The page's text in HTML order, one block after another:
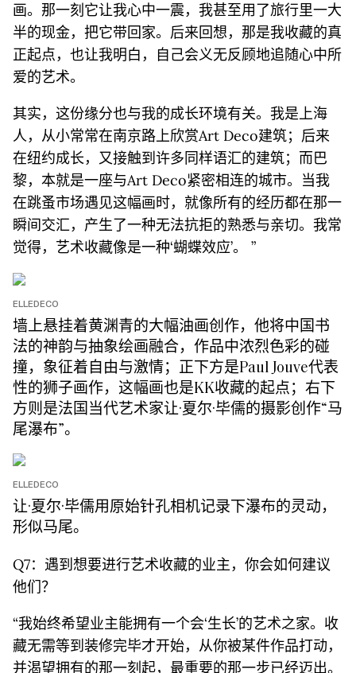
画。那⼀刻它让我⼼中⼀震，我甚⾄⽤了旅⾏⾥⼀⼤
半的现⾦，把它带回家。后来回想，那是我收藏的真
正起点，也让我明⽩，⾃⼰会义⽆反顾地追随⼼中所
爱的艺术。
其实，这份缘分也与我的成⻓环境有关。我是上海
⼈，从⼩常常在南京路上欣赏Art Deco建筑；后来
在纽约成⻓，⼜接触到许多同样语汇的建筑；⽽巴
黎，本就是⼀座与Art Deco紧密相连的城市。当我
在跳蚤市场遇⻅这幅画时，就像所有的经历都在那⼀
瞬间交汇，产⽣了⼀种⽆法抗拒的熟悉与亲切。我常
觉得，艺术收藏像是⼀种‘蝴蝶效应’。 ”
ELLEDECO
墙上悬挂着黄渊青的大幅油画创作，他将中国书
法的神韵与抽象绘画融合，作品中浓烈色彩的碰
撞，象征着自由与激情；正下方是Paul Jouve代表
性的狮子画作，这幅画也是KK收藏的起点；右下
方则是法国当代艺术家让·夏尔·毕儒的摄影创作“马
尾瀑布”。
ELLEDECO
让·夏尔·毕儒用原始针孔相机记录下瀑布的灵动，
形似马尾。
Q7：遇到想要进行艺术收藏的业主，你会如何建议
他们？
“我始终希望业主能拥有一个会‘生长’的艺术之家。收
藏无需等到装修完毕才开始，从你被某件作品打动，
并渴望拥有的那一刻起，最重要的那一步已经迈出。